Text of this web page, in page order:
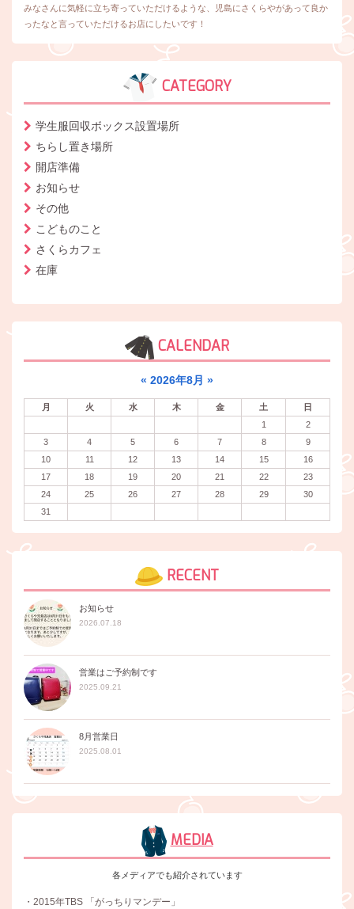
みなさんに気軽に立ち寄っていただけるような、児島にさくらやがあって良か
ったなと言っていただけるお店にしたいです！
CATEGORY
学生服回収ボックス設置場所
ちらし置き場所
開店準備
お知らせ
その他
こどものこと
さくらカフェ
在庫
CALENDAR
« 2026年8月 »
月 火 水 木 金 土
日
1
2
3
4 5 6 7 8
9
10
11 12 13 14 15
16
17
18 19 20 21 22
23
24
25 26 27 28 29
30
31
RECENT
お知らせ
2026.07.18
営業はご予約制です
2025.09.21
8月営業日
2025.08.01
MEDIA
各メディアでも紹介されています
・2015年TBS 「がっちりマンデー」